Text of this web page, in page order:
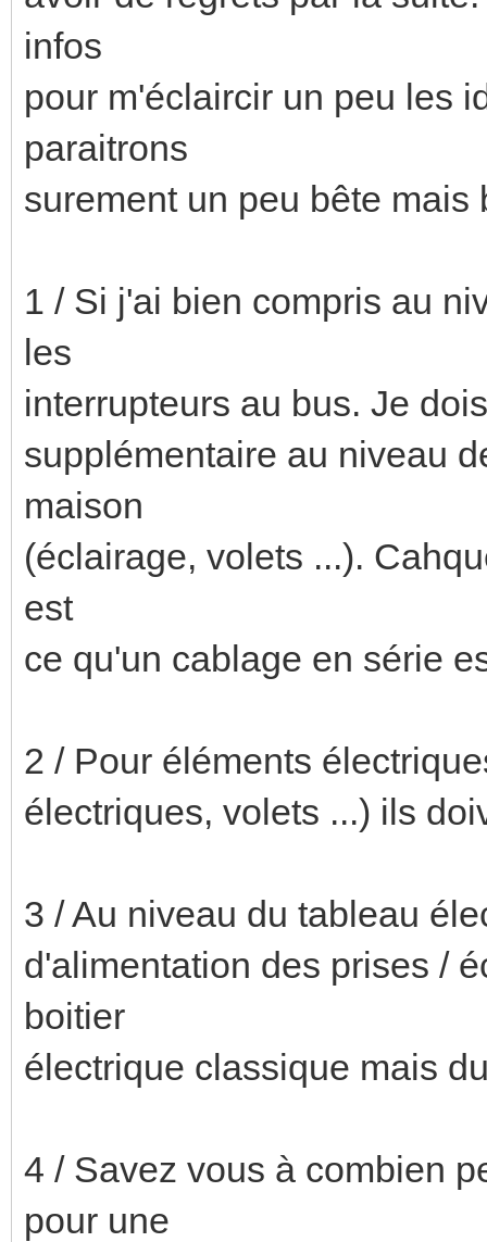
infos
pour m'éclaircir un peu les
paraitrons
surement un peu bête mais
1 / Si j'ai bien compris au
les
interrupteurs au bus. Je
supplémentaire au niveau
maison
(éclairage, volets ...).
est
ce qu'un cablage en série
2 / Pour éléments
électriques, volets ...) ils
3 / Au niveau du tableau
d'alimentation des prises /
boitier
électrique classique mais
4 / Savez vous à combien
pour une